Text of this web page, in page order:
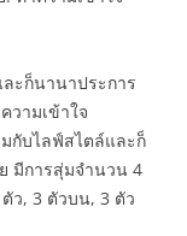
ะก็นานาประการ
วามเข้าใจ
กับไลฟ์สไตล์และก็
มีการสุ่มจำนวน 4
ว, 3 ตัวบน, 3 ตัว